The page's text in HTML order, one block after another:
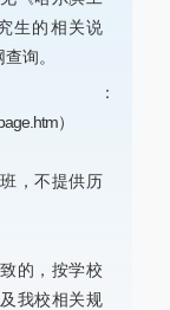
生的相关说
询。
：
）
，不提供历
的，按学校
我校相关规